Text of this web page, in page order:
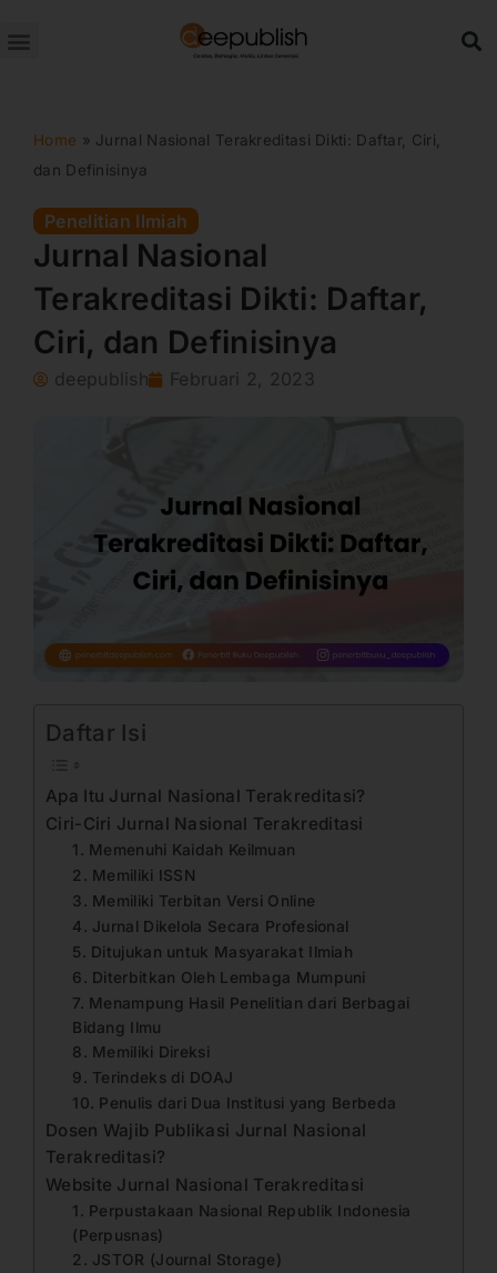
ke
Home » Jurnal Nasional Terakreditasi Dikti: Daftar, Ciri,
dan Definisinya
Penelitian Ilmiah
Jurnal Nasional
Terakreditasi Dikti: Daftar,
Ciri, dan Definisinya
deepublish Februari 2, 2023
Daftar Isi
Apa Itu Jurnal Nasional Terakreditasi?
Ciri-Ciri Jurnal Nasional Terakreditasi
1. Memenuhi Kaidah Keilmuan
2. Memiliki ISSN
3. Memiliki Terbitan Versi Online
4. Jurnal Dikelola Secara Profesional
5. Ditujukan untuk Masyarakat Ilmiah
6. Diterbitkan Oleh Lembaga Mumpuni
7. Menampung Hasil Penelitian dari Berbagai
Bidang Ilmu
8. Memiliki Direksi
9. Terindeks di DOAJ
10. Penulis dari Dua Institusi yang Berbeda
Dosen Wajib Publikasi Jurnal Nasional
Terakreditasi?
Website Jurnal Nasional Terakreditasi
1. Perpustakaan Nasional Republik Indonesia
(Perpusnas)
2. JSTOR (Journal Storage)